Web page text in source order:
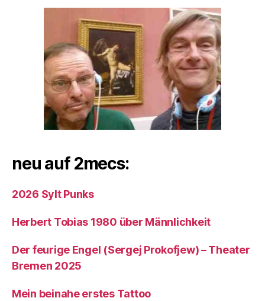
neu auf 2mecs:
2026 Sylt Punks
Herbert Tobias 1980 über Männlichkeit
Der feurige Engel (Sergej Prokofjew) – Theater
Bremen 2025
Mein beinahe erstes Tattoo